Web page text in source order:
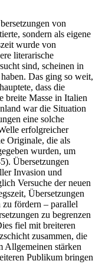
von
sondern als eigene
wurde von
literarische
sind, scheinen in
Das ging so weit,
dass die
breite Masse in Italien
war die Situation
eine solche
erfolgreicher
Originale, die als
wurden, um
Übersetzungen
Invasion und
Versuche der neuen
Übersetzungen
zu fördern – parallel
zu begrenzen
fiel mit breiteren
zusammen, die
Allgemeinen stärken
Publikum bringen